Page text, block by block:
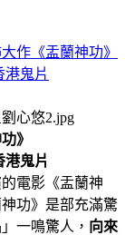
作《盂蘭神功》
港鬼片
》
港鬼片
電影《盂蘭神
功》是部充滿驚
一鳴驚人， 向來